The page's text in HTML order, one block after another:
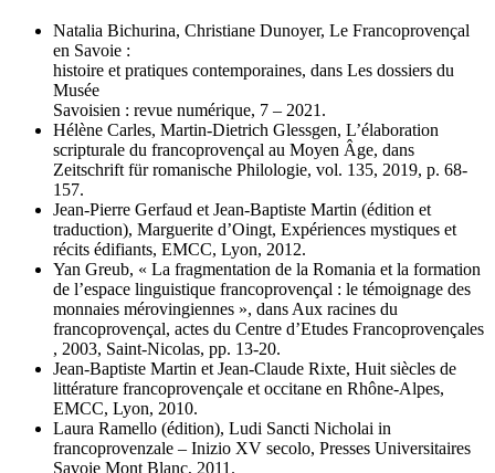
Natalia Bichurina, Christiane Dunoyer, Le Francoprovençal
en Savoie :
histoire et pratiques contemporaines, dans Les dossiers du
Musée
Savoisien : revue numérique, 7 – 2021.
Hélène Carles, Martin-Dietrich Glessgen, L’élaboration
scripturale du francoprovençal au Moyen Âge, dans
Zeitschrift für romanische Philologie, vol. 135, 2019, p. 68-
157.
Jean-Pierre Gerfaud et Jean-Baptiste Martin (édition et
traduction), Marguerite d’Oingt, Expériences mystiques et
récits édifiants, EMCC, Lyon, 2012.
Yan Greub, « La fragmentation de la Romania et la formation
de l’espace linguistique francoprovençal : le témoignage des
monnaies mérovingiennes », dans Aux racines du
francoprovençal, actes du Centre d’Etudes Francoprovençales
, 2003, Saint-Nicolas, pp. 13-20.
Jean-Baptiste Martin et Jean-Claude Rixte, Huit siècles de
littérature francoprovençale et occitane en Rhône-Alpes,
EMCC, Lyon, 2010.
Laura Ramello (édition), Ludi Sancti Nicholai in
francoprovenzale – Inizio XV secolo, Presses Universitaires
Savoie Mont Blanc, 2011.